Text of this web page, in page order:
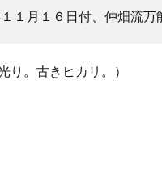
１月１６日付、仲畑流万
り。古きヒカリ。）